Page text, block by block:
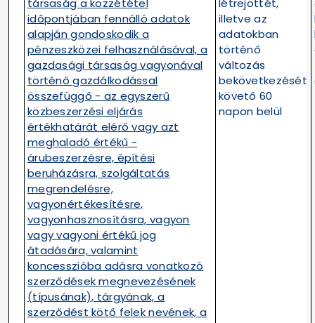
társaság a közzététel
időpontjában fennálló adatok
alapján gondoskodik a
pénzeszközei felhasználásával, a
gazdasági társaság vagyonával
történő gazdálkodással
összefüggő - az egyszerű
közbeszerzési eljárás
értékhatárát elérő vagy azt
meghaladó értékű -
árubeszerzésre, építési
beruházásra, szolgáltatás
megrendelésre,
vagyonértékesítésre,
vagyonhasznosításra, vagyon
vagy vagyoni értékű jog
átadására, valamint
koncesszióba adásra vonatkozó
szerződések megnevezésének
(típusának), tárgyának, a
szerződést kötő felek nevének, a
létrejöttét,
illetve az
adatokban
történő
változás
bekövetkezését
követő 60
napon belül